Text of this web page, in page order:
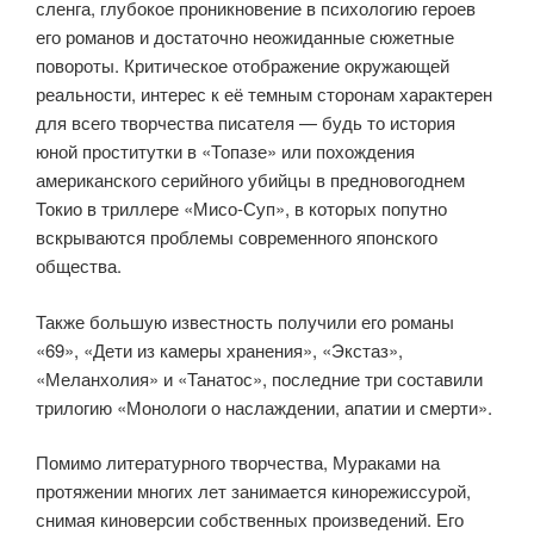
сленга, глубокое проникновение в психологию героев
его романов и достаточно неожиданные сюжетные
повороты. Критическое отображение окружающей
реальности, интерес к её темным сторонам характерен
для всего творчества писателя — будь то история
юной проститутки в «Топазе» или похождения
американского серийного убийцы в предновогоднем
Токио в триллере «Мисо-Суп», в которых попутно
вскрываются проблемы современного японского
общества.
Также большую известность получили его романы
«69», «Дети из камеры хранения», «Экстаз»,
«Меланхолия» и «Танатос», последние три составили
трилогию «Монологи о наслаждении, апатии и смерти».
Помимо литературного творчества, Мураками на
протяжении многих лет занимается кинорежиссурой,
снимая киноверсии собственных произведений. Его